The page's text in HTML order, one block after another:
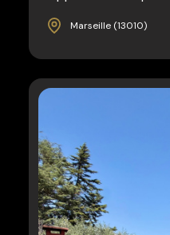
Marseille (13010)